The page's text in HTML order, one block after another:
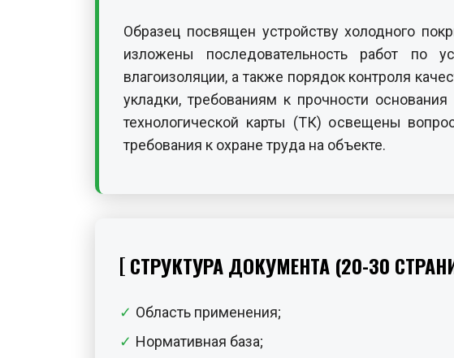
Образец посвящен устройству холодного
изложены последовательность работ по
влагоизоляции, а также порядок контроля
укладки, требованиям к прочности
технологической карты (ТК) освещены
требования к охране труда на объекте.
СТРУКТУРА ДОКУМЕНТА (20-30
Область применения;
Нормативная база;